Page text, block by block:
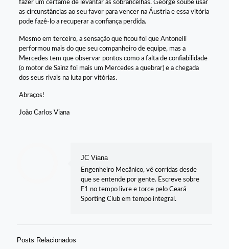
fazer um certame de levantar as sobrancelhas. George soube usar
as circunstâncias ao seu favor para vencer na Áustria e essa vitória
pode fazê-lo a recuperar a confiança perdida.
Mesmo em terceiro, a sensação que ficou foi que Antonelli
performou mais do que seu companheiro de equipe, mas a
Mercedes tem que observar pontos como a falta de confiabilidade
(o motor de Sainz foi mais um Mercedes a quebrar) e a chegada
dos seus rivais na luta por vitórias.
Abraços!
João Carlos Viana
JC Viana
Engenheiro Mecânico, vê corridas desde
que se entende por gente. Escreve sobre
F1 no tempo livre e torce pelo Ceará
Sporting Club em tempo integral.
Posts Relacionados